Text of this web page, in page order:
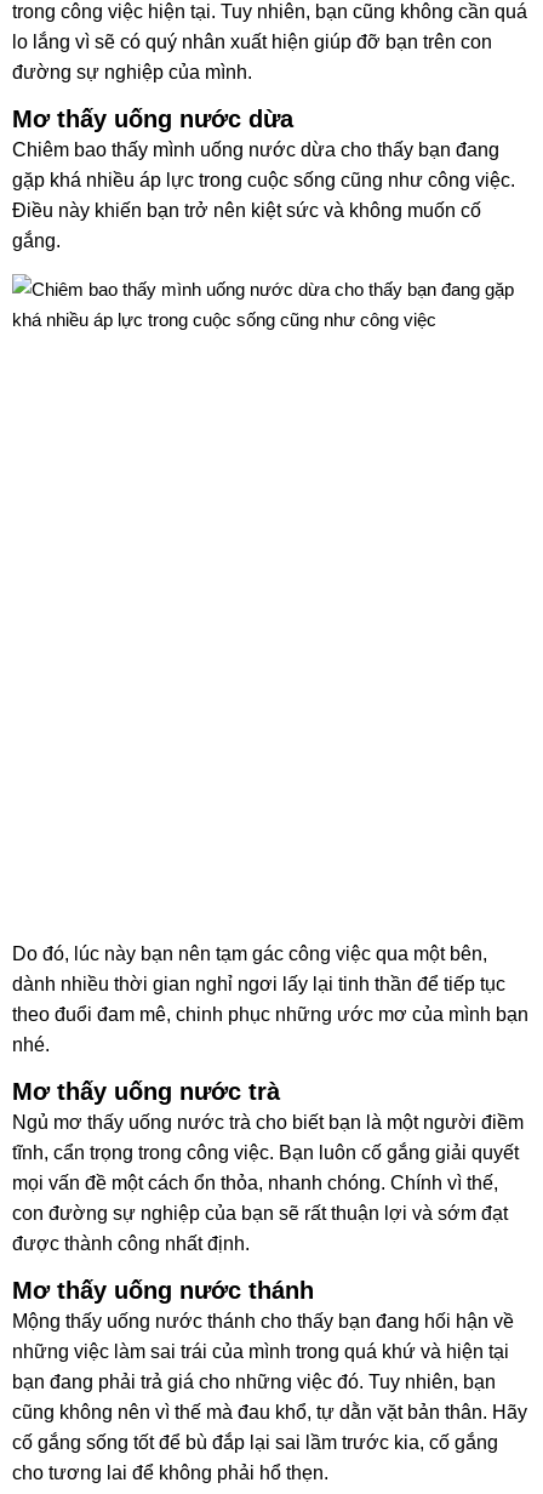
trong công việc hiện tại. Tuy nhiên, bạn cũng không cần quá
lo lắng vì sẽ có quý nhân xuất hiện giúp đỡ bạn trên con
đường sự nghiệp của mình.
Mơ thấy uống nước dừa
Chiêm bao thấy mình uống nước dừa cho thấy bạn đang
gặp khá nhiều áp lực trong cuộc sống cũng như công việc.
Điều này khiến bạn trở nên kiệt sức và không muốn cố
gắng.
Do đó, lúc này bạn nên tạm gác công việc qua một bên,
dành nhiều thời gian nghỉ ngơi lấy lại tinh thần để tiếp tục
theo đuổi đam mê, chinh phục những ước mơ của mình bạn
nhé.
Mơ thấy uống nước trà
Ngủ mơ thấy uống nước trà cho biết bạn là một người điềm
tĩnh, cẩn trọng trong công việc. Bạn luôn cố gắng giải quyết
mọi vấn đề một cách ổn thỏa, nhanh chóng. Chính vì thế,
con đường sự nghiệp của bạn sẽ rất thuận lợi và sớm đạt
được thành công nhất định.
Mơ thấy uống nước thánh
Mộng thấy uống nước thánh cho thấy bạn đang hối hận về
những việc làm sai trái của mình trong quá khứ và hiện tại
bạn đang phải trả giá cho những việc đó. Tuy nhiên, bạn
cũng không nên vì thế mà đau khổ, tự dằn vặt bản thân. Hãy
cố gắng sống tốt để bù đắp lại sai lầm trước kia, cố gắng
cho tương lai để không phải hổ thẹn.